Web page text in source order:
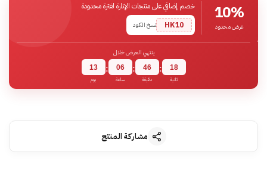
10%
عرض محدود
خصم إضافي على منتجات الإنارة لفترة محدودة
HK10
نسخ الكود
ينتهي العرض خلال
13
يوم
: 06
ساعة
: 46
دقيقة
: 17
ثانية
مشاركة المنتج